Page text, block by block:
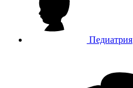
Педиатрия